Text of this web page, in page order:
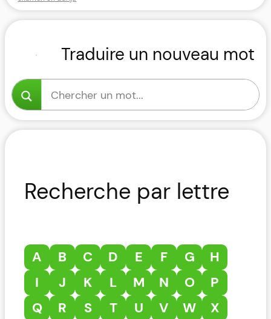
Traduire un nouveau mot
Recherche par lettre
A B C D E F G
H
I
J K L M N O
P
Q
R S T U V W
X